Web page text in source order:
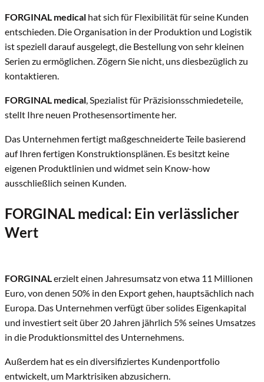
FORGINAL medical hat sich für Flexibilität für seine Kunden
entschieden. Die Organisation in der Produktion und Logistik
ist speziell darauf ausgelegt, die Bestellung von sehr kleinen
Serien zu ermöglichen. Zögern Sie nicht, uns diesbezüglich zu
kontaktieren.
FORGINAL medical , Spezialist für Präzisionsschmiedeteile,
stellt Ihre neuen Prothesensortimente her.
Das Unternehmen fertigt maßgeschneiderte Teile basierend
auf Ihren fertigen Konstruktionsplänen. Es besitzt keine
eigenen Produktlinien und widmet sein Know-how
ausschließlich seinen Kunden.
FORGINAL medical: Ein verlässlicher
Wert
FORGINAL erzielt einen Jahresumsatz von etwa 11 Millionen
Euro, von denen 50% in den Export gehen, hauptsächlich nach
Europa. Das Unternehmen verfügt über solides Eigenkapital
und investiert seit über 20 Jahren jährlich 5% seines Umsatzes
in die Produktionsmittel des Unternehmens.
Außerdem hat es ein diversifiziertes Kundenportfolio
entwickelt, um Marktrisiken abzusichern.